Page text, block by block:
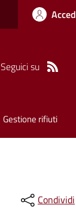
Seguici su
Gestione rifiuti
Condividi